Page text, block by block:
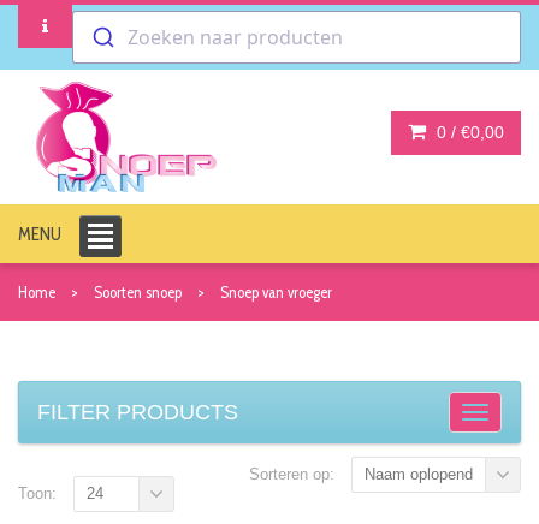
Zoeken naar producten
0 / €0,00
MENU
Home Soorten snoep Snoep van vroeger
FILTER PRODUCTS
Sorteren op: Naam oplopend
Toon: 24